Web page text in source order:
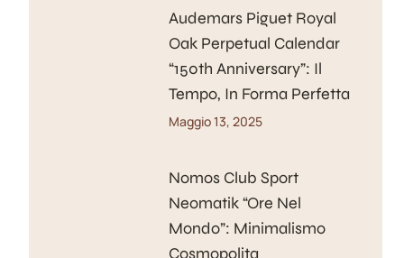
Audemars Piguet Royal
Oak Perpetual Calendar
“150th Anniversary”: Il
Tempo, In Forma Perfetta
Maggio 13, 2025
Nomos Club Sport
Neomatik “Ore Nel
Mondo”: Minimalismo
Cosmopolita